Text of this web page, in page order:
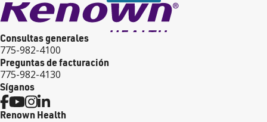
Consultas generales
775-982-4100
Preguntas de facturación
775-982-4130
Síganos
Renown Health